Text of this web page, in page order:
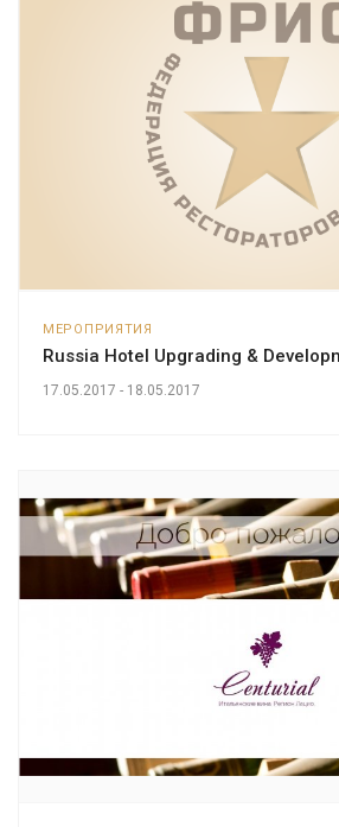
МЕРОПРИЯТИЯ
Russia Hotel Upgrading &
17.05.2017 - 18.05.2017